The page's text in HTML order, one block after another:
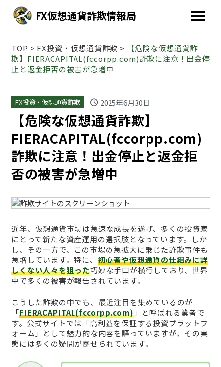
FX仮想通貨詐欺情報局
TOP > FX投資・仮想通貨詐欺 >
【危険な仮想通貨詐
欺】FIERACAPITAL(fccorpp.com)詐欺に注意！出金停
止と返金拒否の被害が急増中
FX投資・仮想通貨詐欺 schedule 2025年6月30日
【危険な仮想通貨詐欺】
FIERACAPITAL(fccorpp.com)
詐欺に注意！出金停止と返金拒
否の被害が急増中
近年、仮想通貨市場は急速な成長を遂げ、多くの投資家
にとって新たな資産運用の選択肢となっています。しか
し、その一方で、この市場の急拡大に乗じた詐欺事件も
急増しています。特に、 初心者や仮想通貨の仕組みに詳
しくない人々を狙った巧妙な手口が横行しており、世界
中で多くの被害が報告されています。
こうした詐欺の中でも、最近注目を集めているのが
「FIERACAPITAL(fccorpp.com)」と呼ばれる業者で
す。公式サイトでは「高利益を保証する投資プラットフ
ォーム」として魅力的な内容を謳っていますが、その実
態には多くの疑問が寄せられています。